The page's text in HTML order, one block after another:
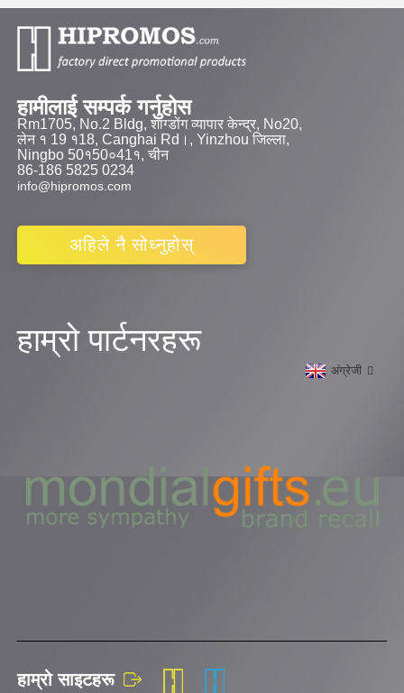
हामीलाई सम्पर्क गर्नुहोस
Rm1705, No.2 Bldg, शांग्डोंग व्यापार केन्द्र, No20,
लेन १ 19 १18, Canghai Rd।, Yinzhou जिल्ला,
Ningbo 50१50०41१, चीन
86-186 5825 0234
info@hipromos.com
अहिले नै सोध्नुहोस्
हाम्रो पार्टनरहरू
अंग्रेजी
हाम्रो साइटहरू